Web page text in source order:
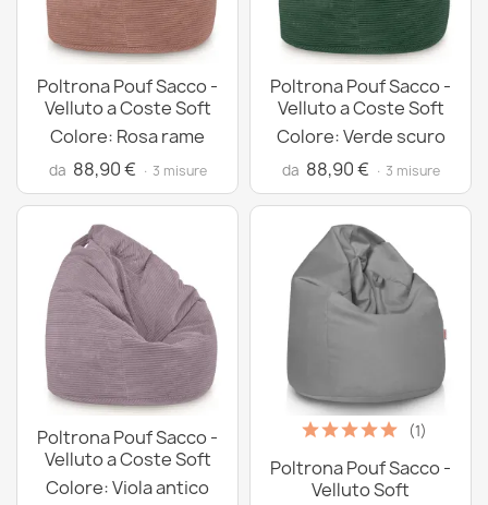
Poltrona Pouf Sacco -
Velluto a Coste Soft
Colore: Rosa rame
da 88,90 € · 3 misure
Poltrona Pouf Sacco -
Velluto a Coste Soft
Colore: Verde scuro
da 88,90 € · 3 misure
Poltrona Pouf Sacco -
Velluto a Coste Soft
Colore: Viola antico
(1)
Poltrona Pouf Sacco -
Velluto Soft